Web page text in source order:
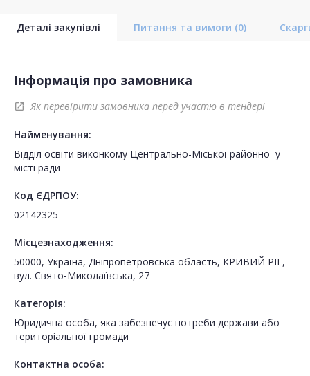
Деталі закупівлі Питання та вимоги (0)
Інформація про замовника
open_in_new Як перевірити замовника перед участю в тендері
Найменування:
Відділ освіти виконкому Центрально-Міської районної у
місті ради
Код ЄДРПОУ:
02142325
Місцезнаходження:
50000, Україна, Дніпропетровська область, КРИВИЙ РІГ,
вул. Свято-Миколаївська, 27
Категорія:
Юридична особа, яка забезпечує потреби держави або
територіальної громади
Контактна особа: